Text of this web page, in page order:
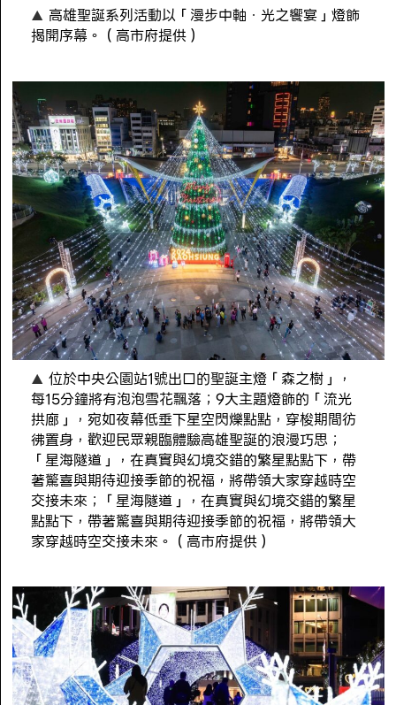
高雄聖誕系列活動以「漫步中軸．光之饗宴」燈飾
揭開序幕。（高市府提供）
位於中央公園站1號出口的聖誕主燈「森之樹」，
每15分鐘將有泡泡雪花飄落；9大主題燈飾的「流光
拱廊」，宛如夜幕低垂下星空閃爍點點，穿梭期間彷
彿置身，歡迎民眾親臨體驗高雄聖誕的浪漫巧思；
「星海隧道」，在真實與幻境交錯的繁星點點下，帶
著驚喜與期待迎接季節的祝福，將帶領大家穿越時空
交接未來；「星海隧道」，在真實與幻境交錯的繁星
點點下，帶著驚喜與期待迎接季節的祝福，將帶領大
家穿越時空交接未來。（高市府提供）